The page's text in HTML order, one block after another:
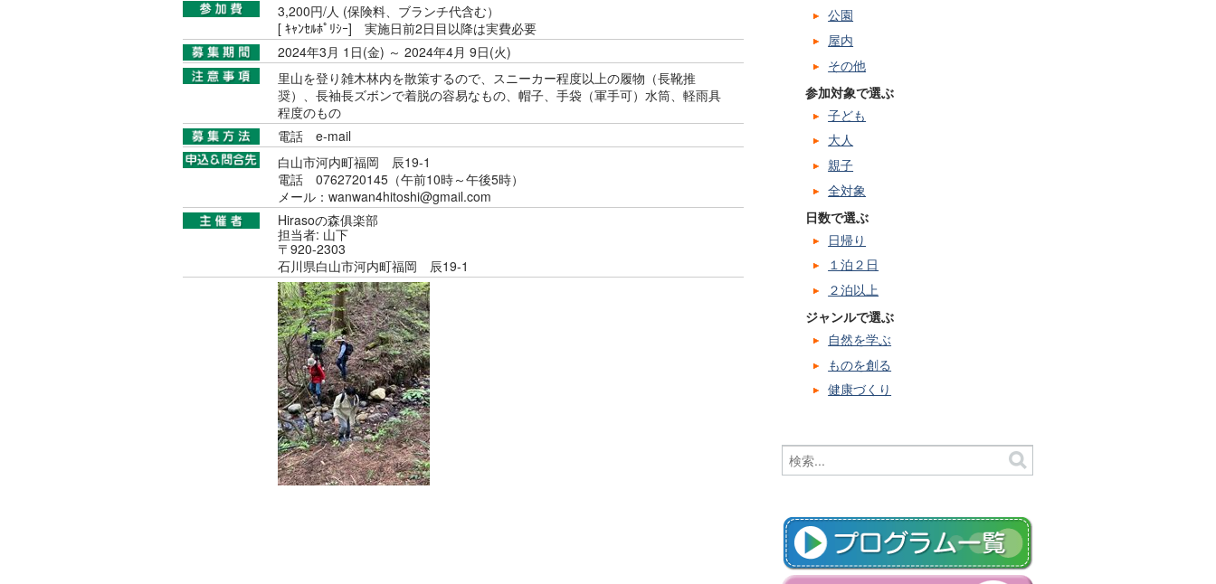
3,200円/人 (保険料、ブランチ代含む）
[ ｷｬﾝｾﾙﾎﾟﾘｼｰ] 実施日前2日目以降は実費必要
2024年3月 1日(金) ～ 2024年4月 9日(火)
里山を登り雑木林内を散策するので、スニーカー程度以上の履物（長靴推
奨）、長袖長ズボンで着脱の容易なもの、帽子、手袋（軍手可）水筒、軽雨具
程度のもの
電話
e-mail
白山市河内町福岡 辰19-1
電話 0762720145（午前10時～午後5時）
メール：wanwan4hitoshi@gmail.com
Hirasoの森俱楽部
担当者: 山下
〒920-2303
石川県白山市河内町福岡 辰19-1
公園
屋内
その他
参加対象で選ぶ
子ども
大人
親子
全対象
日数で選ぶ
日帰り
１泊２日
２泊以上
ジャンルで選ぶ
自然を学ぶ
ものを創る
健康づくり